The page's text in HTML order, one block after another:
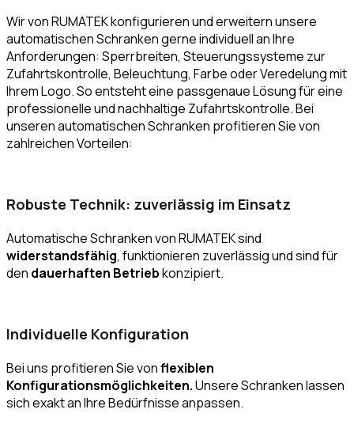
Wir von RUMATEK konfigurieren und erweitern unsere
automatischen Schranken gerne individuell an Ihre
Anforderungen: Sperrbreiten, Steuerungssysteme zur
Zufahrtskontrolle, Beleuchtung, Farbe oder Veredelung mit
Ihrem Logo. So entsteht eine passgenaue Lösung für eine
professionelle und nachhaltige Zufahrtskontrolle. Bei
unseren automatischen Schranken profitieren Sie von
zahlreichen Vorteilen:
Robuste Technik: zuverlässig im Einsatz
Automatische Schranken von RUMATEK sind
widerstandsfähig, funktionieren zuverlässig und sind für
den dauerhaften Betriebkonzipiert.
Individuelle Konfiguration
Bei uns profitieren Sie vonflexiblen
Konfigurationsmöglichkeiten.Unsere Schranken lassen
sich exakt an Ihre Bedürfnisse anpassen.